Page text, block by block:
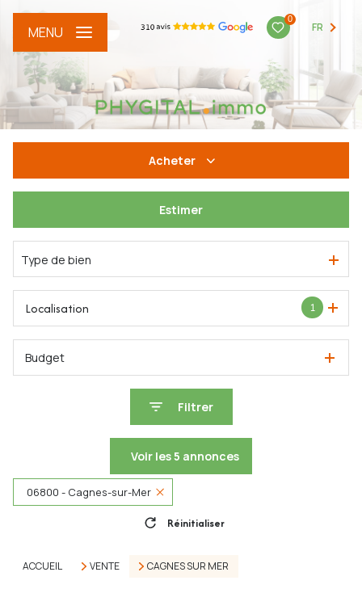
0
FR
MENU
Acheter
Estimer
Type de bien
1
Localisation
Budget
Filtrer
Voir les5 annonces
06800 - Cagnes-sur-Mer
Réinitialiser
ACCUEIL VENTE CAGNES SUR MER